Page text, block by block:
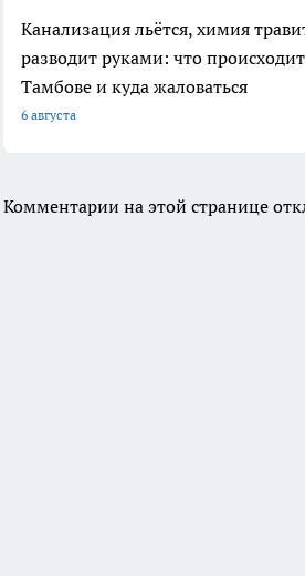
Канализация льётся, химия
разводит руками: что
Тамбове и куда жаловаться
6 августа
Комментарии на этой странице